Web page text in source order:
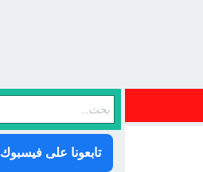
تابعونا على فيسبوك